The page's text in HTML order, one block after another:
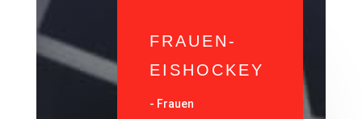
FRAUEN-
EISHOCKEY
- Frauen